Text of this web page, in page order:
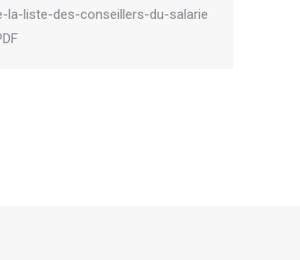
la-liste-des-conseillers-du-salarie